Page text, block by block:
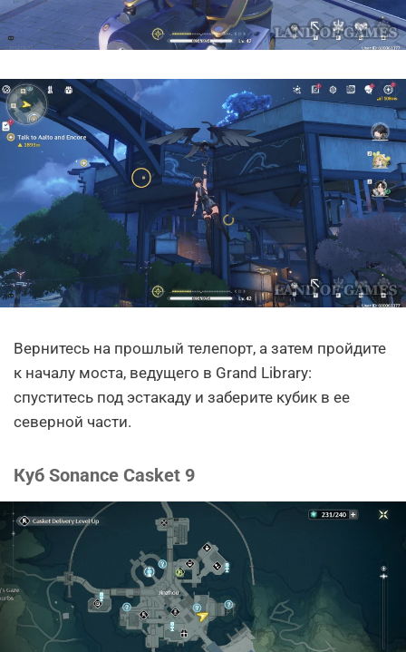
Вернитесь на прошлый телепорт, а затем пройдите
к началу моста, ведущего в Grand Library:
спуститесь под эстакаду и заберите кубик в ее
северной части.
Куб Sonance Casket 9